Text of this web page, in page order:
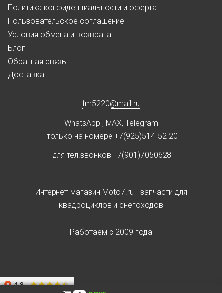
Политика конфиденциальности и оферта
Пользовательское соглашение
Условия обмена и возврата
Блог
Обратная связь
Доставка
fm5220@mail.ru
WhatsApp , MAX, Telegram
только на номере +7(925)514-52-20
для тел.звонков +7(901)7050628
Интернет-магазин Moto7.ru - запчасти для
квадроциклов и снегоходов
Работаем c 2009 года